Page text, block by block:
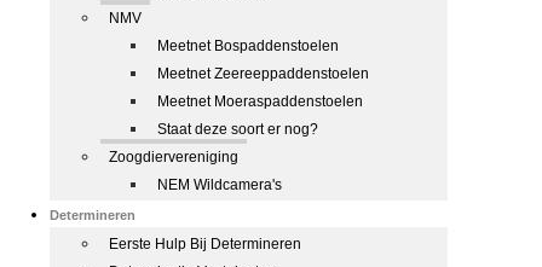
NMV
Meetnet Bospaddenstoelen
Meetnet Zeereeppaddenstoelen
Meetnet Moeraspaddenstoelen
Staat deze soort er nog?
Zoogdiervereniging
NEM Wildcamera's
Determineren
Eerste Hulp Bij Determineren